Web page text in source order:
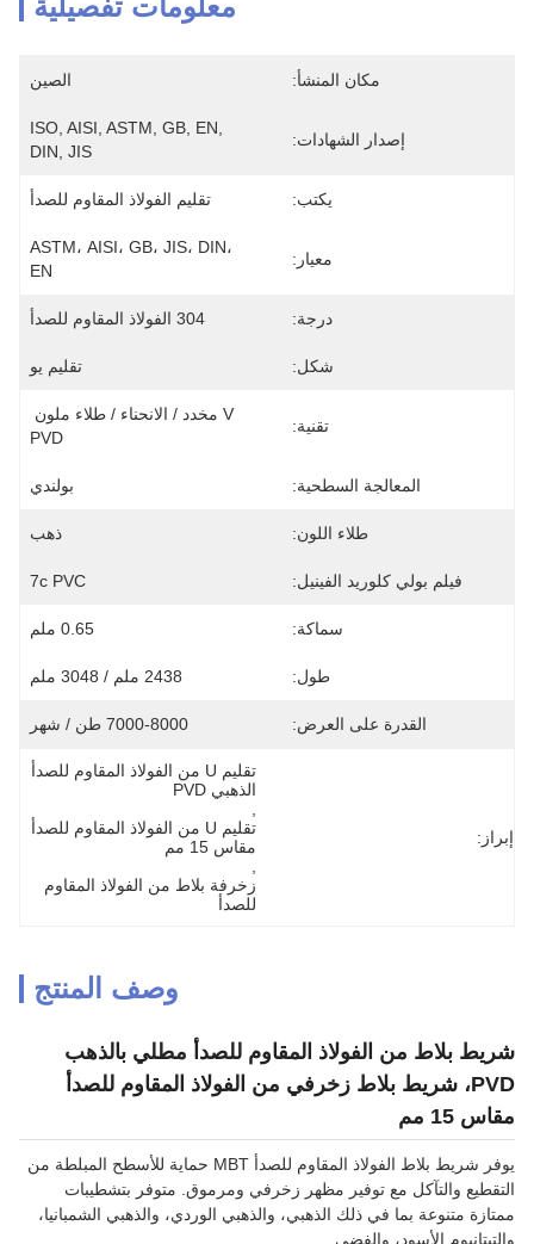
معلومات تفصيلية
مكان المنشأ: الصين
إصدار الشهادات:
ISO, AISI, ASTM, GB, EN,
DIN, JIS
يكتب: تقليم الفولاذ المقاوم للصدأ
معيار:
ASTM، AISI، GB، JIS، DIN،
EN
درجة: 304 الفولاذ المقاوم للصدأ
شكل: تقليم يو
تقنية:
PVD
المعالجة السطحية: بولندي
طلاء اللون: ذهب
فيلم بولي كلوريد الفينيل: 7c PVC
سماكة: 0.65 ملم
طول: 2438 ملم / 3048 ملم
القدرة على العرض: 7000-8000 طن / شهر
إبراز:
الذهبي PVD
مقاس 15 مم
للصدأ
وصف المنتج
شريط بلاط من الفولاذ المقاوم للصدأ مطلي بالذهب
PVD، شريط بلاط زخرفي من الفولاذ المقاوم للصدأ
مقاس 15 مم
يوفر شريط بلاط الفولاذ المقاوم للصدأ MBT حماية للأسطح المبلطة من
التقطيع والتآكل مع توفير مظهر زخرفي ومرموق. متوفر بتشطيبات
ممتازة متنوعة بما في ذلك الذهبي، والذهبي الوردي، والذهبي الشمبانيا،
والتيتانيوم الأسود، والفضي.